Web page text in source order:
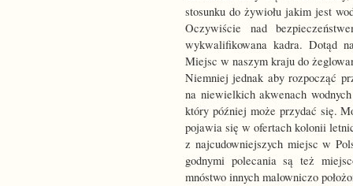
stosunku do żywiołu jakim jest
Oczywiście nad
wykwalifikowana kadra. Dotąd
Miejsc w naszym kraju do
Niemniej jednak aby rozpocząć
na niewielkich akwenach
który później może przydać się.
pojawia się w ofertach kolonii
z najcudowniejszych miejsc w
godnymi polecania są też
mnóstwo innych malowniczo